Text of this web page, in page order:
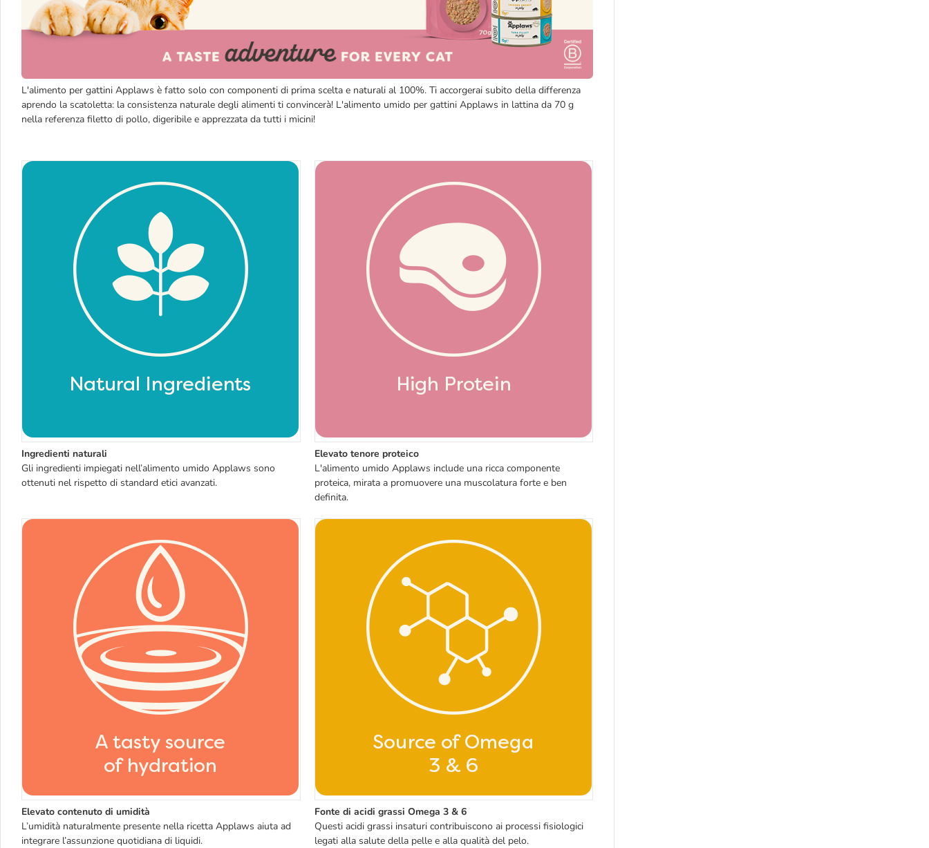
L'alimento per gattini Applaws è fatto solo con componenti di prima scelta e naturali al 100%. Ti accorgerai subito della differenza
aprendo la scatoletta: la consistenza naturale degli alimenti ti convincerà! L'alimento umido per gattini Applaws in lattina da 70 g
nella referenza filetto di pollo, digeribile e apprezzata da tutti i micini!
Ingredienti naturali
Gli ingredienti impiegati nell’alimento umido Applaws sono
ottenuti nel rispetto di standard etici avanzati.
Elevato tenore proteico
L'alimento umido Applaws include una ricca componente
proteica, mirata a promuovere una muscolatura forte e ben
definita.
Elevato contenuto di umidità
L’umidità naturalmente presente nella ricetta Applaws aiuta ad
integrare l’assunzione quotidiana di liquidi.
Fonte di acidi grassi Omega 3 & 6
Questi acidi grassi insaturi contribuiscono ai processi fisiologici
legati alla salute della pelle e alla qualità del pelo.